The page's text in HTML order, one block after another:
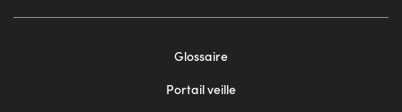
Glossaire
Portail veille